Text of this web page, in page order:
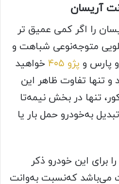
آریسان
را اگر کمی عمیق تر
متوجه‌نوعی شباهت و
پارس و پژو ۴۰۵
خواهید
تنها تفاوت ظاهر این
تنها در بخش نیمه‌تا
به‌خودرو حمل بار یا
برای این خودرو ذکر
می‌باشد که‌نسبت به‌وانت